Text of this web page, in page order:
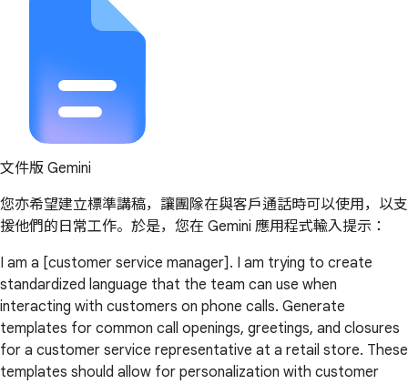
文件版 Gemini
您亦希望建立標準講稿，讓團隊在與客戶通話時可以使用，以支
援他們的日常工作。於是，您在 Gemini 應用程式輸入提示：
I am a [customer service manager]. I am trying to create
standardized language that the team can use when
interacting with customers on phone calls. Generate
templates for common call openings, greetings, and closures
for a customer service representative at a retail store. These
templates should allow for personalization with customer